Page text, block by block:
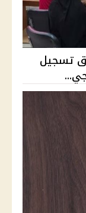
إغلاق تسجيل